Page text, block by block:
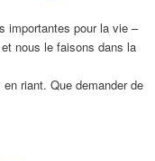
importantes pour la vie –
nous le faisons dans la
riant. Que demander de